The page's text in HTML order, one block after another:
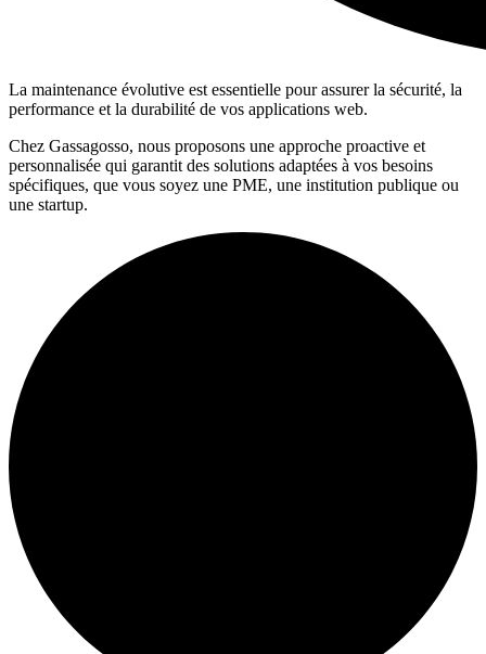
La maintenance évolutive est essentielle pour assurer la sécurité, la
performance et la durabilité de vos applications web.
Chez Gassagosso, nous proposons une approche proactive et
personnalisée qui garantit des solutions adaptées à vos besoins
spécifiques, que vous soyez une PME, une institution publique ou
une startup.